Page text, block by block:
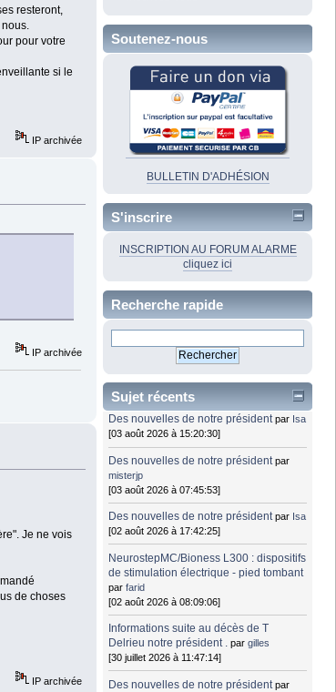
resteront,
pour votre
si le
IP archivée
IP archivée
Je ne vois
de choses
IP archivée
Soutenez-nous
BULLETIN D'ADHÉSION
S'inscrire
INSCRIPTION AU FORUM ALARME
cliquez ici
Recherche rapide
Sujet récents
Des nouvelles de notre président par Isa
[03 août 2026 à 15:20:30]
Des nouvelles de notre président par
misterjp
[03 août 2026 à 07:45:53]
Des nouvelles de notre président par Isa
[02 août 2026 à 17:42:25]
NeurostepMC/Bioness L300 : dispositifs
de stimulation électrique - pied tombant
parfarid
[02 août 2026 à 08:09:06]
Informations suite au décès de T
Delrieu notre président . pargilles
[30 juillet 2026 à 11:47:14]
Des nouvelles de notre président par